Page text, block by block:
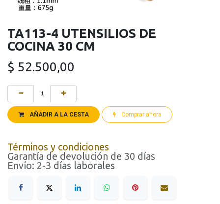
TA113-4 UTENSILIOS DE
COCINA 30 CM
$ 52.500,00
AÑADIR A LA CESTA Comprar ahora
Términos y condiciones
Garantía de devolución de 30 días
Envío: 2-3 días laborales